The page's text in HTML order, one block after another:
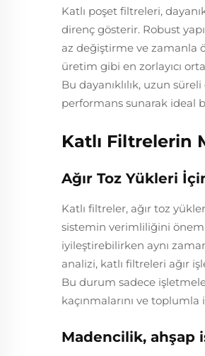
Katlı poşet filtreleri,
direnç gösterir. Robust
az değiştirme ve zamanla
üretim gibi en zorlayıcı
Bu dayanıklılık, uzun
performans sunarak ideal
Katlı Filtrelerin
Ağır Toz Yükleri
Katlı filtreler, ağır toz
sistemin verimliliğini
iyileştirebilirken aynı
analizi, katlı filtreleri ağır
Bu durum sadece
kaçınmalarını ve
Madencilik, ahşap